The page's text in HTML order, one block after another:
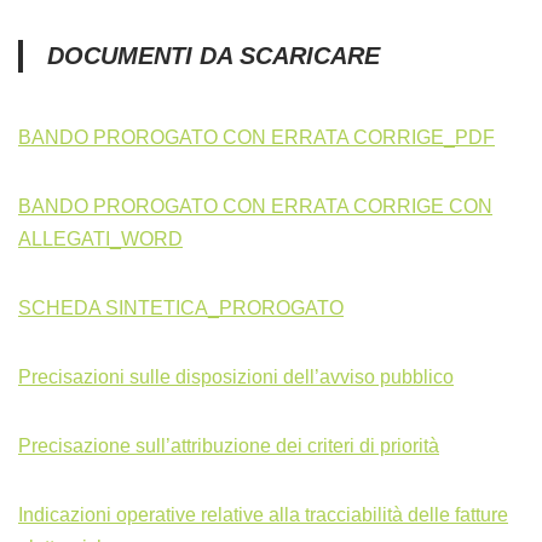
DOCUMENTI DA SCARICARE
BANDO PROROGATO CON ERRATA CORRIGE_PDF
BANDO PROROGATO CON ERRATA CORRIGE CON
ALLEGATI_WORD
SCHEDA SINTETICA_PROROGATO
Precisazioni sulle disposizioni dell’avviso pubblico
Precisazione sull’attribuzione dei criteri di priorità
Indicazioni operative relative alla tracciabilità delle fatture